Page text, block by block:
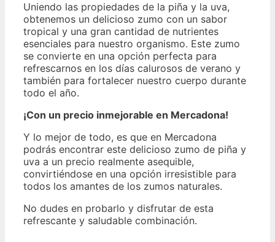
Uniendo las propiedades de la piña y la uva,
obtenemos un delicioso zumo con un sabor
tropical y una gran cantidad de nutrientes
esenciales para nuestro organismo. Este zumo
se convierte en una opción perfecta para
refrescarnos en los días calurosos de verano y
también para fortalecer nuestro cuerpo durante
todo el año.
¡Con un precio inmejorable en Mercadona!
Y lo mejor de todo, es que en Mercadona
podrás encontrar este delicioso zumo de piña y
uva a un precio realmente asequible,
convirtiéndose en una opción irresistible para
todos los amantes de los zumos naturales.
No dudes en probarlo y disfrutar de esta
refrescante y saludable combinación.